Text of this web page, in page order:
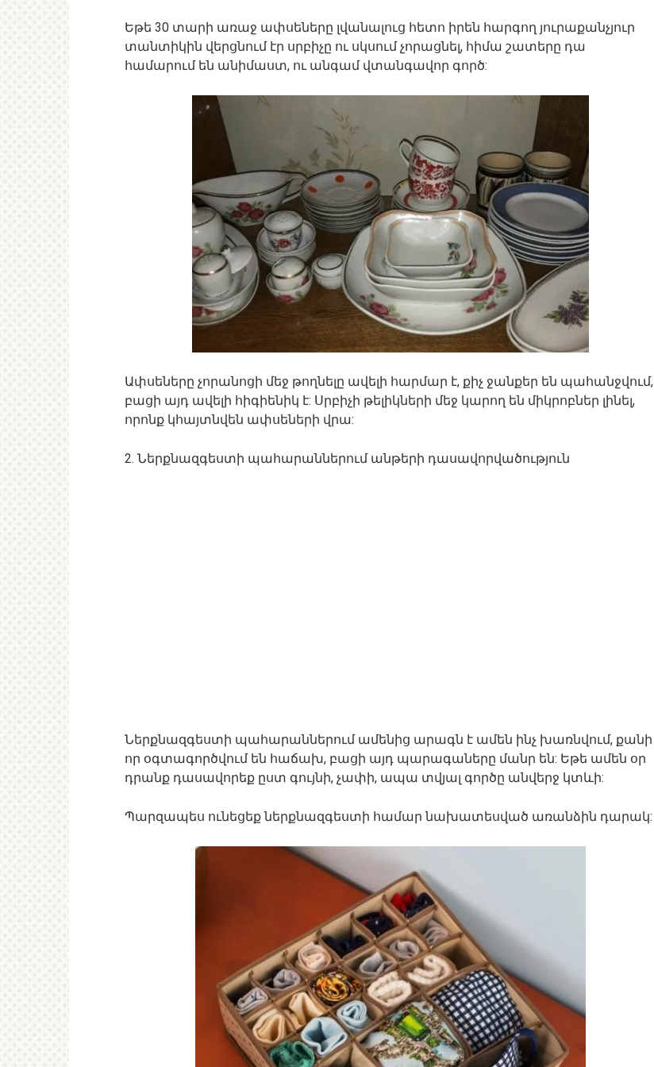
Եթե 30 տարի առաջ ափսեները լվանալուց հետո իրեն հարգող յուրաքանչյուր
տանտիկին վերցնում էր սրբիչը ու սկսում չորացնել, հիմա շատերը դա
համարում են անիմաստ, ու անգամ վտանգավոր գործ:
Ափսեները չորանոցի մեջ թողնելը ավելի հարմար է, քիչ ջանքեր են պահանջվում,
բացի այդ ավելի հիգիենիկ է: Սրբիչի թելիկների մեջ կարող են միկրոբներ լինել,
որոնք կհայտնվեն ափսեների վրա:
2. Ներքնազգեստի պահարաններում անթերի դասավորվածություն
Ներքնազգեստի պահարաններում ամենից արագն է ամեն ինչ խառնվում, քանի
որ օգտագործվում են հաճախ, բացի այդ պարագաները մանր են: Եթե ամեն օր
դրանք դասավորեք ըստ գույնի, չափի, ապա տվյալ գործը անվերջ կտևի:
Պարզապես ունեցեք ներքնազգեստի համար նախատեսված առանձին դարակ: